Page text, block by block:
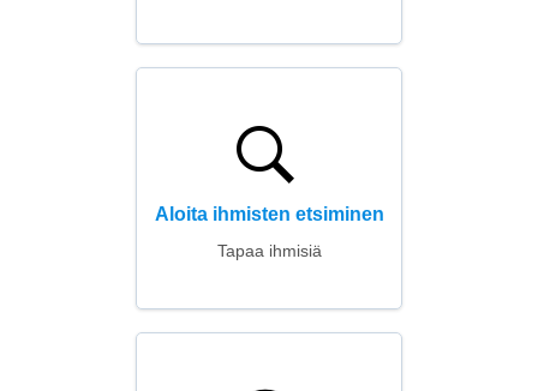
Aloita ihmisten etsiminen
Tapaa ihmisiä